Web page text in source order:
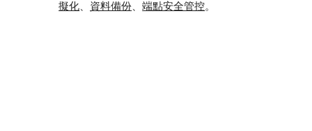
擬化、 資料備份、端點安全管控。